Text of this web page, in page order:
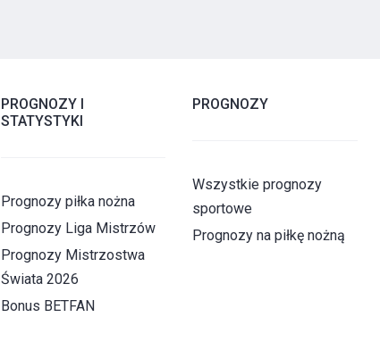
PROGNOZY I
STATYSTYKI
Prognozy piłka nożna
Prognozy Liga Mistrzów
Prognozy Mistrzostwa
Świata 2026
Bonus BETFAN
PROGNOZY
Wszystkie prognozy
sportowe
Prognozy na piłkę nożną